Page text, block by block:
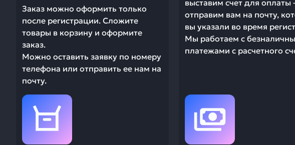
Заказ можно оформить только
после регистрации. Сложите
товары в корзину и оформите
заказ.
Можно оставить заявку по номеру
телефона или отправить ее нам на
почту.
выставим счет для оплаты
отправим вам на почту,
вы указали во время
Мы работаем с
платежами с расчетного